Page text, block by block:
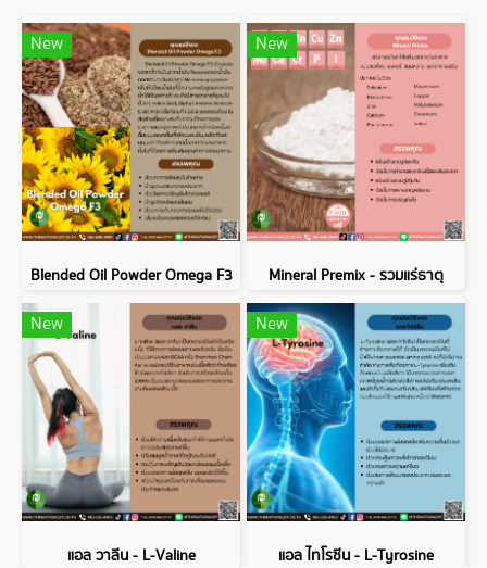
New
Blended Oil Powder Omega F3
New
Mineral Premix - รวมแร่ธาตุ
New
แอล วาลีน - L-Valine
New
แอล ไทโรซีน - L-Tyrosine